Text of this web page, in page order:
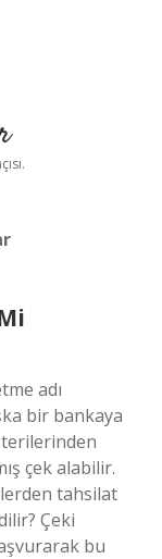
adı
bir bankaya
çek alabilir.
tahsilat
Çeki
bu